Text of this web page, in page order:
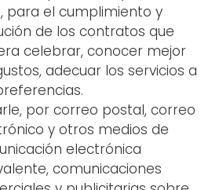
para el cumplimiento y
de los contratos que
celebrar, conocer mejor
adecuar los servicios a
por correo postal, correo
y otros medios de
electrónica
comunicaciones